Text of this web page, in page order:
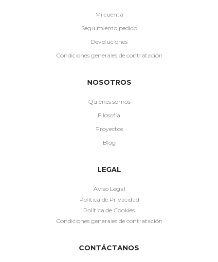
Mi cuenta
Seguimiento pedido
Devoluciones
Condiciones generales de contratación
NOSOTROS
Quiénes somos
Filosofía
Proyectos
Blog
LEGAL
Aviso Legal
Política de Privacidad
Política de Cookies
Condiciones generales de contratación
CONTÁCTANOS